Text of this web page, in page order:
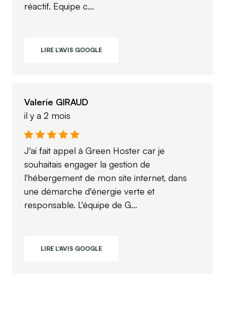
réactif. Equipe c...
LIRE L'AVIS GOOGLE
Valerie GIRAUD
il y a 2 mois
J'ai fait appel à Green Hoster car je
souhaitais engager la gestion de
l'hébergement de mon site internet, dans
une démarche d'énergie verte et
responsable. L'équipe de G...
LIRE L'AVIS GOOGLE